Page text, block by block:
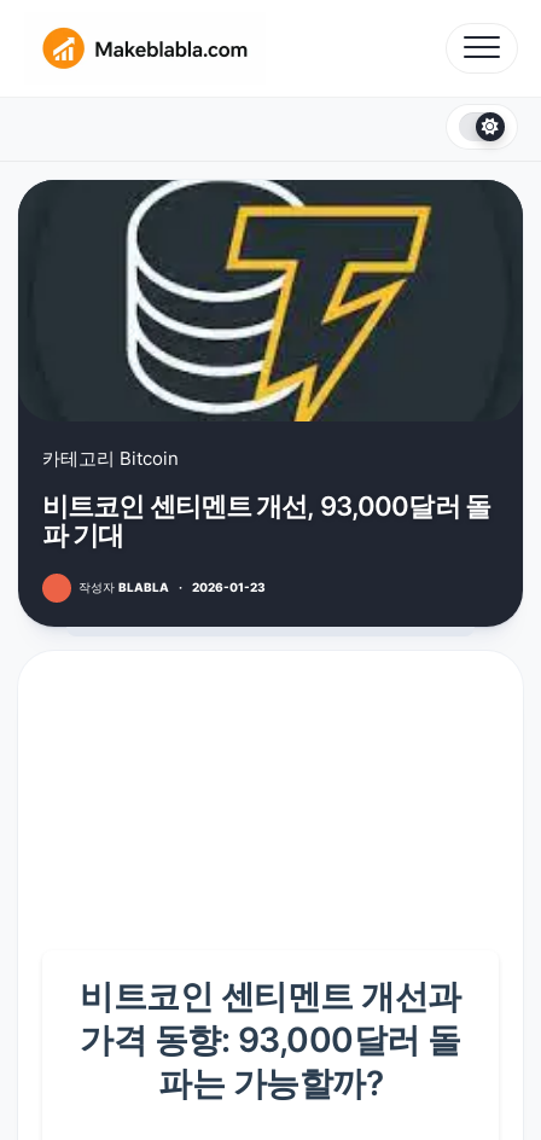
content
카테고리 Bitcoin
비트코인 센티멘트 개선, 93,000달러 돌
파 기대
작성자 BLABLA · 2026-01-23
비트코인 센티멘트 개선과
가격 동향: 93,000달러 돌
파는 가능할까?